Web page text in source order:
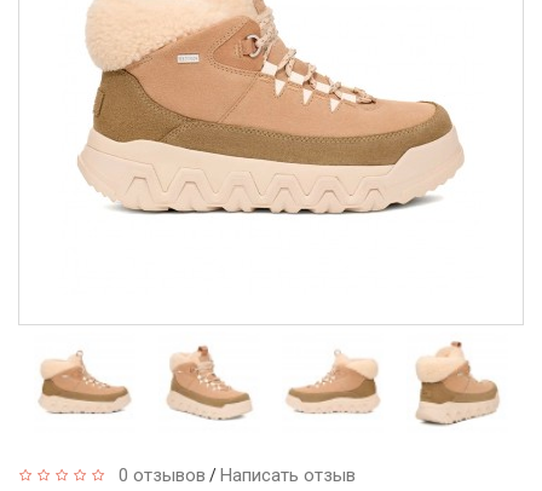
0 отзывов /Написать отзыв